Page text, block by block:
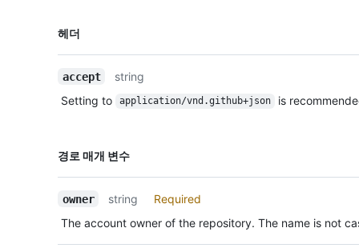
헤더
이름,
accept
string
Setting to
application/vnd.github+json is
경로 매개 변수
이름,
owner string
Required
The account owner of the repository. The name is not